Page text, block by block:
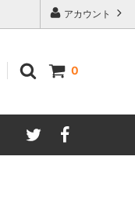
アカウント
0